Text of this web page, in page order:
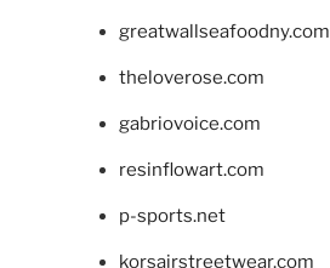
greatwallseafoodny.com
theloverose.com
gabriovoice.com
resinflowart.com
p-sports.net
korsairstreetwear.com